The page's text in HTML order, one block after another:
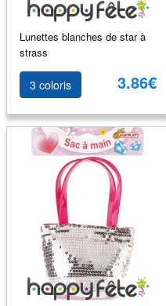
Lunettes blanches de star à
strass
3 coloris 3.86€